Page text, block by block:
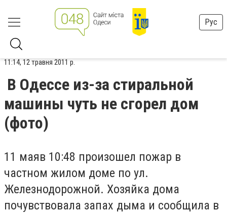
Рус
11:14, 12 травня 2011 р.
В Одессе из-за стиральной
машины чуть не сгорел дом
(фото)
11 маяв 10:48 произошел пожар в
частном жилом доме по ул.
Железнодорожной. Хозяйка дома
почувствовала запах дыма и сообщила в